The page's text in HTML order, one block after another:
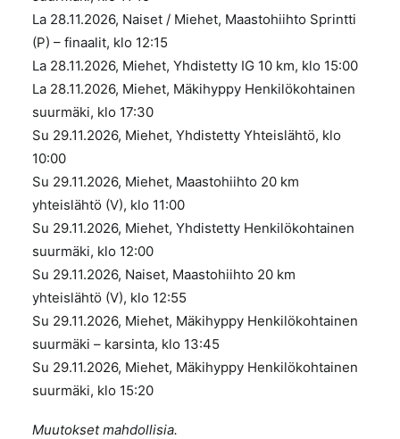
La 28.11.2026, Naiset / Miehet, Maastohiihto Sprintti
(P) – finaalit, klo 12:15
La 28.11.2026, Miehet, Yhdistetty IG 10 km, klo 15:00
La 28.11.2026, Miehet, Mäkihyppy Henkilökohtainen
suurmäki, klo 17:30
Su 29.11.2026, Miehet, Yhdistetty Yhteislähtö, klo
10:00
Su 29.11.2026, Miehet, Maastohiihto 20 km
yhteislähtö (V), klo 11:00
Su 29.11.2026, Miehet, Yhdistetty Henkilökohtainen
suurmäki, klo 12:00
Su 29.11.2026, Naiset, Maastohiihto 20 km
yhteislähtö (V), klo 12:55
Su 29.11.2026, Miehet, Mäkihyppy Henkilökohtainen
suurmäki – karsinta, klo 13:45
Su 29.11.2026, Miehet, Mäkihyppy Henkilökohtainen
suurmäki, klo 15:20
Muutokset mahdollisia.